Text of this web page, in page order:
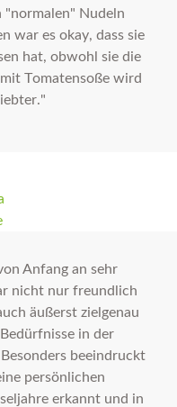
"normalen" Nudeln
war es okay, dass sie
hat, obwohl sie die
Tomatensoße wird
Anfang an sehr
nicht nur freundlich
äußerst zielgenau
in der
beeindruckt
persönlichen
erkannt und in